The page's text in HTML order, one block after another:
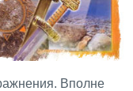
Вполне